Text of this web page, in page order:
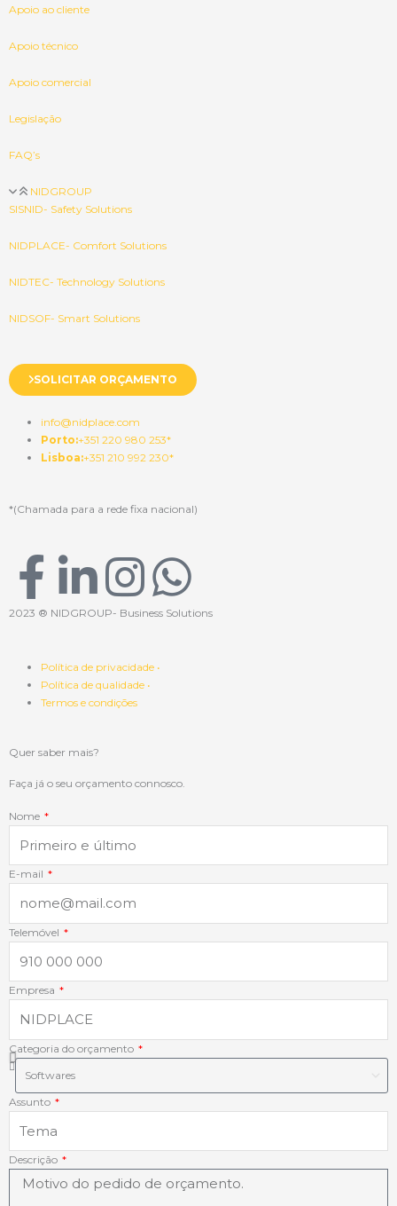
Apoio ao cliente
Apoio técnico
Apoio comercial
Legislação
FAQ’s
NIDGROUP
SISNID- Safety Solutions
NIDPLACE- Comfort Solutions
NIDTEC- Technology Solutions
NIDSOF- Smart Solutions
SOLICITAR ORÇAMENTO
info@nidplace.com
Porto:+351 220 980 253*
Lisboa:+351 210 992 230*
*(Chamada para a rede fixa nacional)
F
a
c
e
b
o
o
k
-
f
L
i
n
k
e
d
i
n
-
i
n
I
n
s
t
g
r
a
m
W
h
a
p
p
2023 ® NIDGROUP- Business Solutions
Política de privacidade •
Política de qualidade •
Termos e condições
Quer saber mais?
Faça já o seu orçamento connosco.
Nome
E-mail
Telemóvel
Empresa
Categoria do orçamento
Assunto
Descrição